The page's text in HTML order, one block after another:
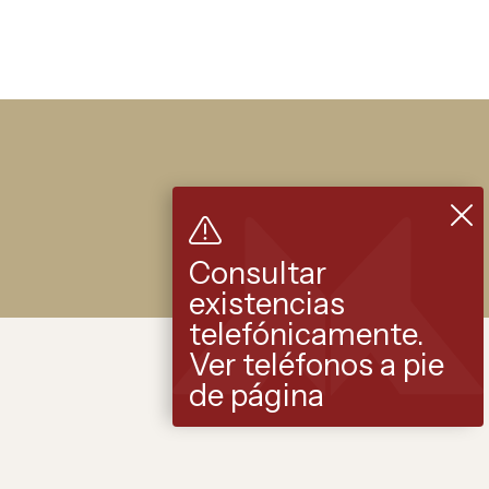
Consultar
existencias
telefónicamente.
Ver teléfonos a pie
de página